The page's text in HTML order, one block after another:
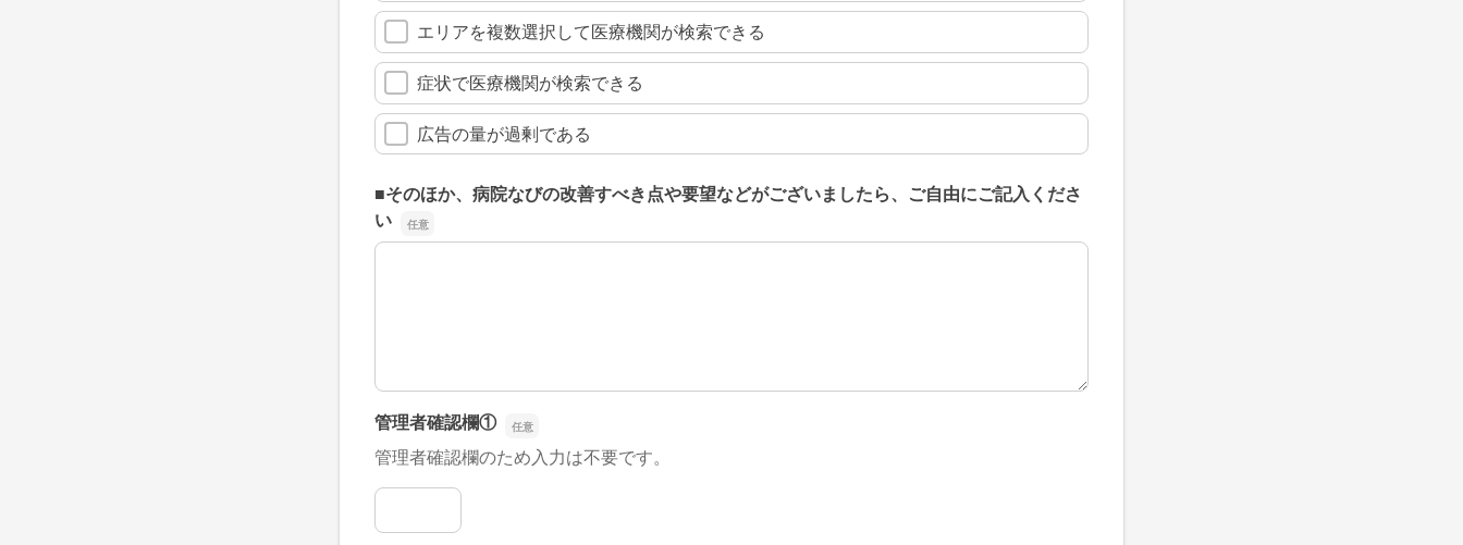
エリアを複数選択して医療機関が検索できる
症状で医療機関が検索できる
広告の量が過剰である
■そのほか、病院なびの改善すべき点や要望などがございましたら、ご自由にご記入くださ
い
■そのほか、病院なびの改善すべき点や要望などがございましたら、ご自由にご記入ください
管理者確認欄①
管理者確認欄のため入力は不要です。
管理者確認欄①